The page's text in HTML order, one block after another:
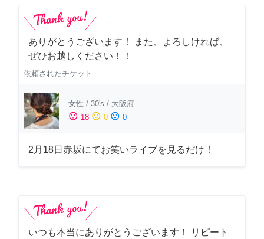
ありがとうございます！ また、よろしければ、
ぜひお越しください！！
依頼されたチケット
女性 / 30's / 大阪府
sentiment_satisfied 18 sentiment_neutral 0 sentiment_dissatisfied 0
2月18日赤坂にてお笑いライブを見るだけ！
いつも本当にありがとうございます！ リピート